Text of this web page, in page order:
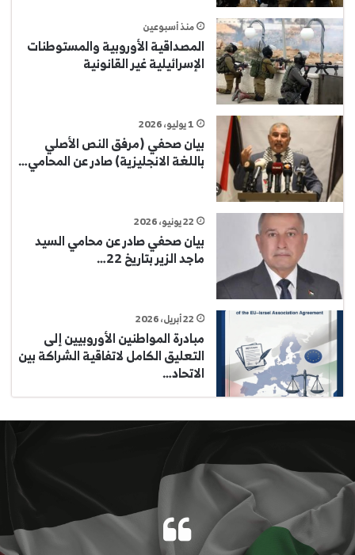
منذ أسبوعين
المصداقية الأوروبية والمستوطنات
الإسرائيلية غير القانونية
1 يوليو، 2026
بيان صحفي (مرفق النص الأصلي
باللغة الانجليزية) صادر عن المحامي…
22 يونيو، 2026
بيان صحفي صادر عن محامي السيد
ماجد الزير بتاريخ 22…
22 أبريل، 2026
مبادرة المواطنين الأوروبيين إلى
التعليق الكامل لاتفاقية الشراكة بين
الاتحاد…